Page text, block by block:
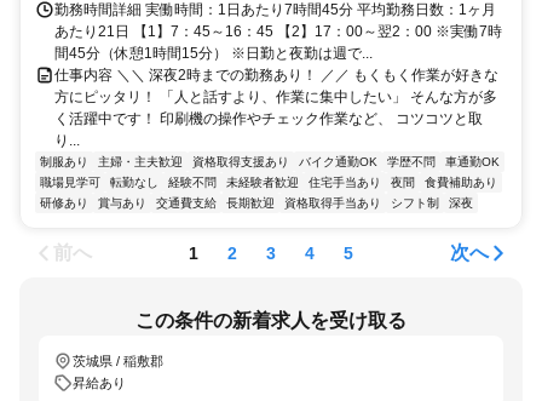
勤務時間詳細 実働時間：1日あたり7時間45分 平均勤務日数：1ヶ月
あたり21日 【1】7：45～16：45 【2】17：00～翌2：00 ※実働7時
間45分（休憩1時間15分） ※日勤と夜勤は週で...
仕事内容 ＼＼ 深夜2時までの勤務あり！ ／／ もくもく作業が好きな
方にピッタリ！ 「人と話すより、作業に集中したい」 そんな方が多
く活躍中です！ 印刷機の操作やチェック作業など、 コツコツと取
り...
制服あり 主婦・主夫歓迎 資格取得支援あり バイク通勤OK 学歴不問
車通勤OK
職場見学可
転勤なし 経験不問 未経験者歓迎 住宅手当あり 夜間
食費補助あり
研修あり
賞与あり 交通費支給 長期歓迎 資格取得手当あり シフト制 深夜
前へ 1 2 3 4 5 次へ
この条件の新着求人を受け取る
茨城県 / 稲敷郡
昇給あり